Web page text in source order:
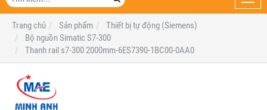
Trang chủ
Sản phẩm
Thiết bị tự động (Siemens)
Bộ nguồn Simatic S7-300
Thanh rail s7-300 2000mm-6ES7390-1BC00-0AA0